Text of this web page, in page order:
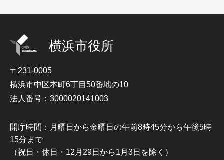
横浜市役所
〒231-0005
横浜市中区本町6丁目50番地の10
法人番号：3000020141003
開庁時間：月曜日から金曜日の午前8時45分から午後5時
15分まで
（祝日・休日・12月29日から1月3日を除く）